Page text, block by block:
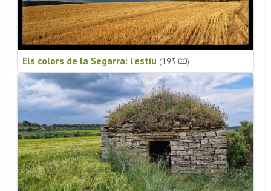
Els colors de la Segarra: l'estiu (193 )